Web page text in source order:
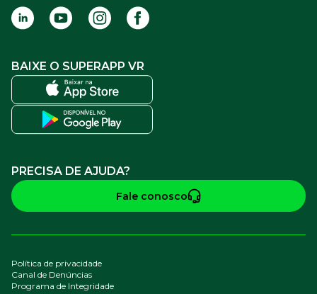
BAIXE O SUPERAPP VR
PRECISA DE AJUDA?
Fale conosco
Política de privacidade
Canal de Denúncias
Programa de Integridade